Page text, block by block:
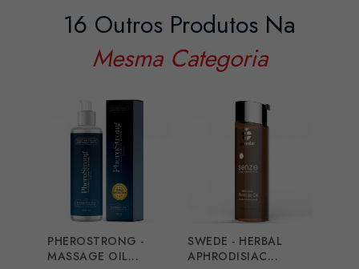
16 Outros Produtos Na
Mesma Categoria
PHEROSTRONG -
MASSAGE OIL...
SWEDE - HERBAL
APHRODISIAC...